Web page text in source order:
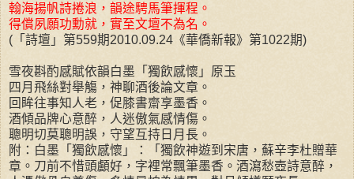
翰海揚帆詩捲浪，韻途騁馬筆揮程。
得償夙願功勳就，實至文壇不為名。
(「詩壇」第559期2010.09.24《華僑新報》第1022期)
雪夜斟酌感賦依韻白墨「獨飲感懷」原玉
四月飛絲對舉觴，神聊酒後論文章。
回眸往事知人老，促膝書齋享墨香。
酒傾品牌心意醉，人迷傲氣感情傷。
聰明切莫聰明誤，守望互持日月長。
附：白墨「獨飲感懷」：「獨飲神遊到宋唐，蘇辛李杜贈華
章。刀前不惜頭顱好，字裡常飄筆墨香。酒瀉愁壺詩意醉，